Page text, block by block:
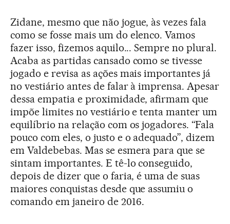
Zidane, mesmo que não jogue, às vezes fala
como se fosse mais um do elenco. Vamos
fazer isso, fizemos aquilo... Sempre no plural.
Acaba as partidas cansado como se tivesse
jogado e revisa as ações mais importantes já
no vestiário antes de falar à imprensa. Apesar
dessa empatia e proximidade, afirmam que
impõe limites no vestiário e tenta manter um
equilíbrio na relação com os jogadores. “Fala
pouco com eles, o justo e o adequado”, dizem
em Valdebebas. Mas se esmera para que se
sintam importantes. E tê-lo conseguido,
depois de dizer que o faria, é uma de suas
maiores conquistas desde que assumiu o
comando em janeiro de 2016.